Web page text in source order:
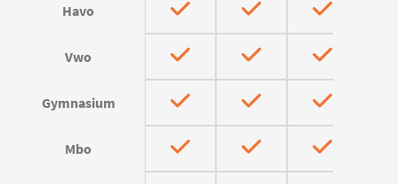
Havo
Vwo
Gymnasium
Mbo